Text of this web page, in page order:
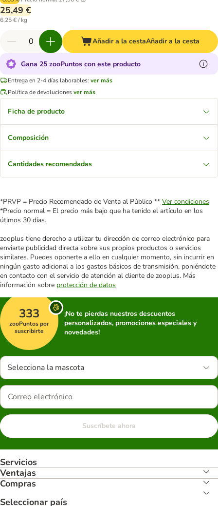
25,49 €
6,25 € / kg
Añadir a la cestaAñadir a la cesta
Gana 25 zooPuntos con este producto
Entrega en 2-4 días laborables: ver más
Política de devolucionesver más
Ficha de producto
Composición
Cantidades recomendadas
*PRVP = Precio Recomendado de Venta al Público ** Ver condiciones
*Precio normal = El precio más bajo que ha tenido el artículo en los
útimos 30 días.
zooplus tiene derecho a utilizar tu dirección de correo electrónico para
enviarte publicidad directa sobre sus propios productos o servicios
similares. Puedes oponerte a ello en cualquier momento, sin incurrir en
ningún gasto adicional a los gastos básicos de transmisión, poniéndote
en contacto con el servicio de atención al cliente de zooplus. Más
información sobre protección de datos
333
zooPuntos por
suscribirte
¡No te pierdas nuestros descuentos
personalizados, promociones especiales y
novedades!
Selecciona la mascota
Suscríbete ahora
Servicios
Ventajas
Compras
Seleccionar país